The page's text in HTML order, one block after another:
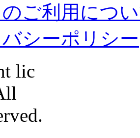
ご利用につ
シーポリシー